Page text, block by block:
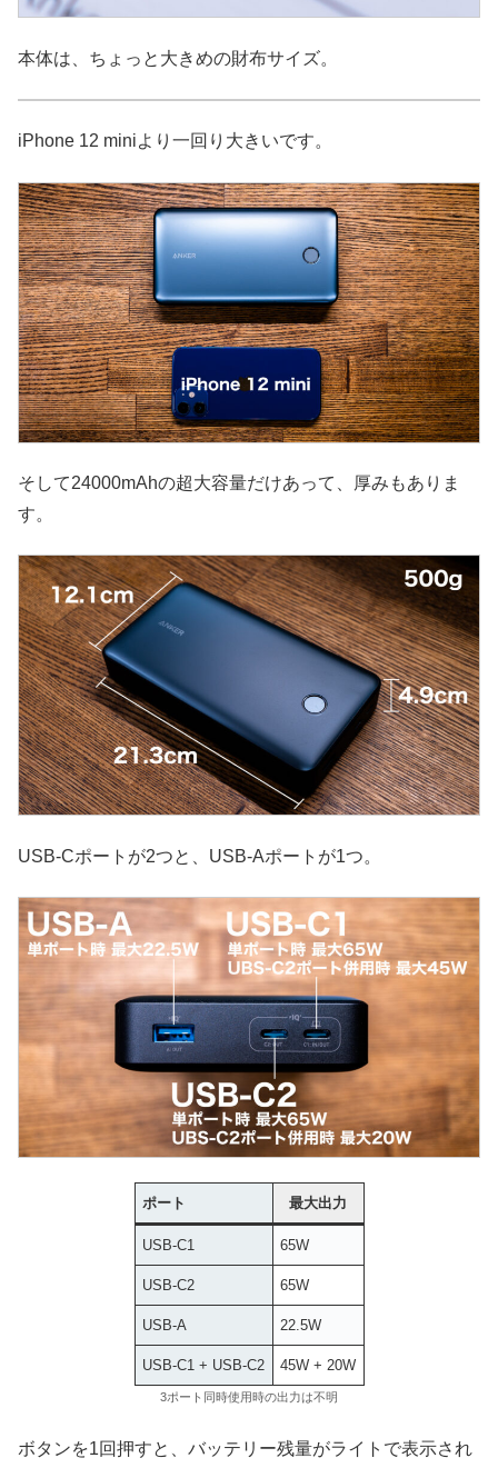
本体は、ちょっと大きめの財布サイズ。
iPhone 12 miniより一回り大きいです。
そして24000mAhの超大容量だけあって、厚みもありま
す。
USB-Cポートが2つと、USB-Aポートが1つ。
ポート 最大出力
USB-C1 65W
USB-C2 65W
USB-A 22.5W
USB-C1 + USB-C2 45W + 20W
3ポート同時使用時の出力は不明
ボタンを1回押すと、バッテリー残量がライトで表示され